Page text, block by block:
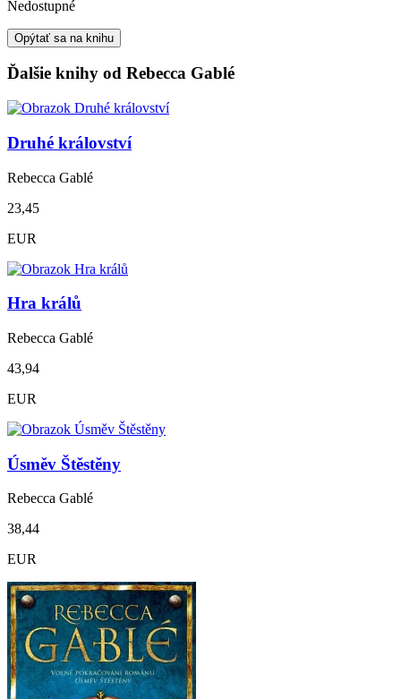
Nedostupné
Opýtať sa na knihu
Ďalšie knihy od Rebecca Gablé
Druhé království
Rebecca Gablé
23,45
EUR
Hra králů
Rebecca Gablé
43,94
EUR
Úsměv Štěstěny
Rebecca Gablé
38,44
EUR